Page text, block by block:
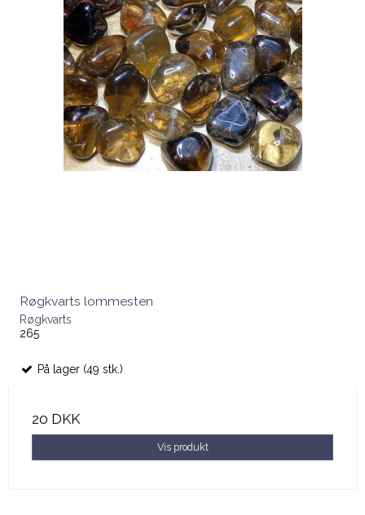
Røgkvarts lommesten
Røgkvarts
265
På lager (49 stk.)
20 DKK
Vis produkt